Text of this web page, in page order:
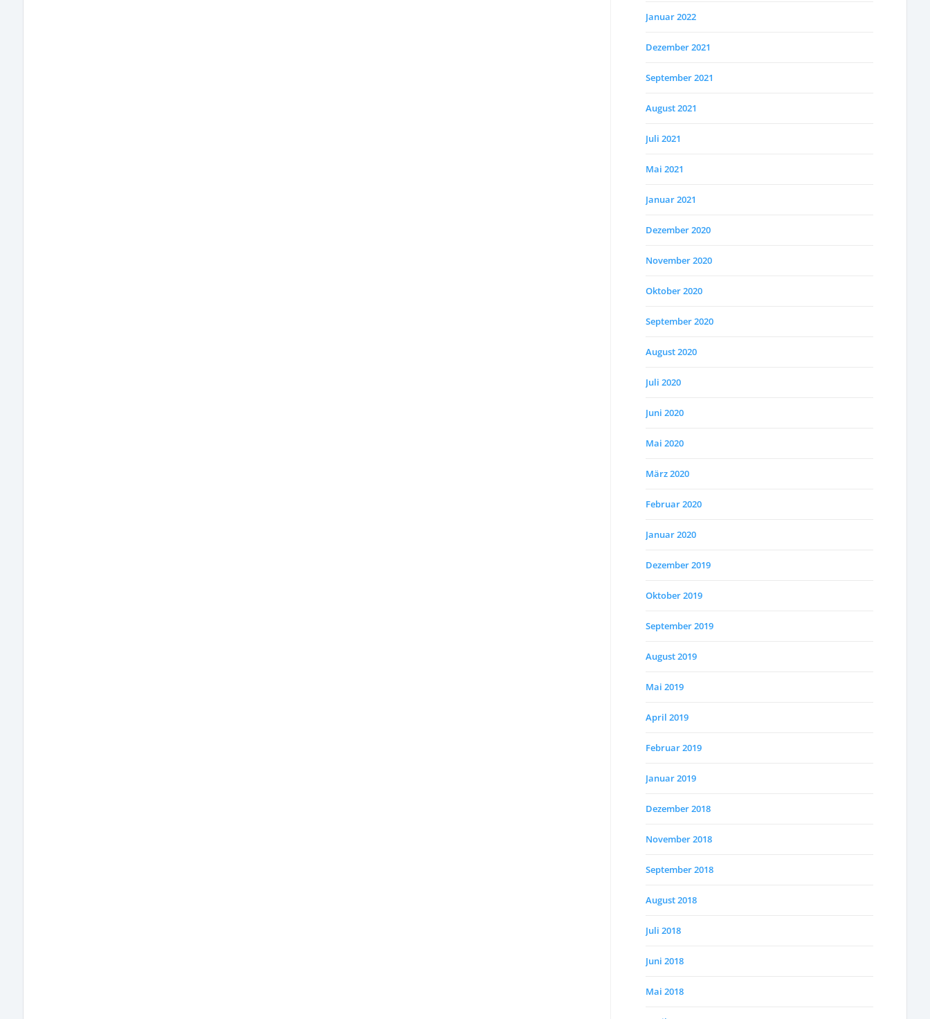
Januar 2022
Dezember 2021
September 2021
August 2021
Juli 2021
Mai 2021
Januar 2021
Dezember 2020
November 2020
Oktober 2020
September 2020
August 2020
Juli 2020
Juni 2020
Mai 2020
März 2020
Februar 2020
Januar 2020
Dezember 2019
Oktober 2019
September 2019
August 2019
Mai 2019
April 2019
Februar 2019
Januar 2019
Dezember 2018
November 2018
September 2018
August 2018
Juli 2018
Juni 2018
Mai 2018